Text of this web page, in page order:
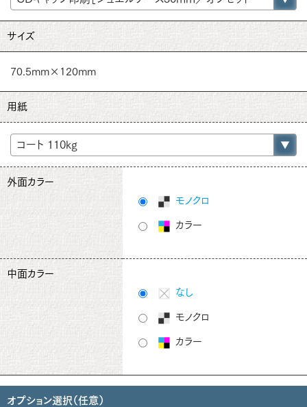
サイズ
70.5mm×120mm
用紙
外面カラー
モノクロ
カラー
中面カラー
なし
モノクロ
カラー
オプション選択（任意）